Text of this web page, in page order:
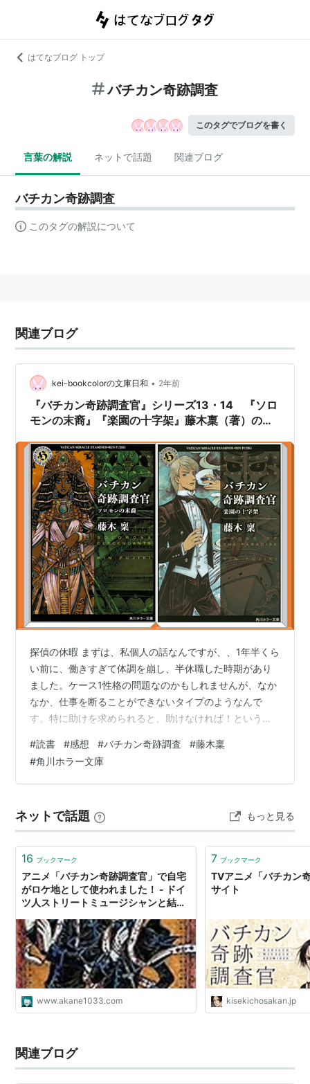
はてなブログ トップ
バチカン奇跡調査
このタグでブログを書く
言葉の解説 ネットで話題 関連ブログ
バチカン奇跡調査
このタグの解説について
関連ブログ
kei-bookcolorの文庫日和 • 2年前
『バチカン奇跡調査官』シリーズ13・14 『ソロ
モンの末裔』『楽園の十字架』藤木稟（著）の感
探偵の休暇 まずは、私個人の話なんですが、、1年半くら
い前に、働きすぎて体調を崩し、半休職した時期があり
ました。ケース1性格の問題なのかもしれませんが、なか
なか、仕事を断ることができないタイプのようなんで
す。特に助けを求められると、助けなければ！という使
人のサポートをしてしまう癖があるんですよね。さら
に、自分がやらねば、自分が、自分が、と思い過ぎてい
て、周りが求めていないところまでやってしまう。休み
休む方が気が休まらなくなります。ケース2自分の好きな
仕事、得意な仕事は、のめり込みすぎて、長時間残…
#読書 #感想 #バチカン奇跡調査 #藤木稟
#角川ホラー文庫
ネットで話題 もっと見る
16 ブックマーク
アニメ「バチカン奇跡調査官」で自宅
がロケ地として使われました！ - ドイ
ツ人ストリートミュージシャンと結婚
www.akane1033.com
7 ブックマーク
TVアニメ「バチカン
サイト
kisekichosakan.jp
関連ブログ